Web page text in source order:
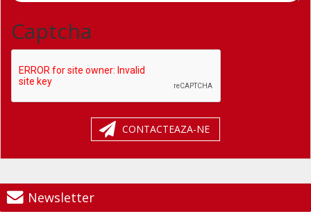
Captcha
CONTACTEAZA-NE
Newsletter